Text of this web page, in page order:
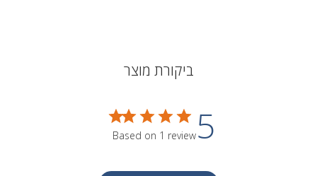
ביקורת מוצר
5
Based on 1 review